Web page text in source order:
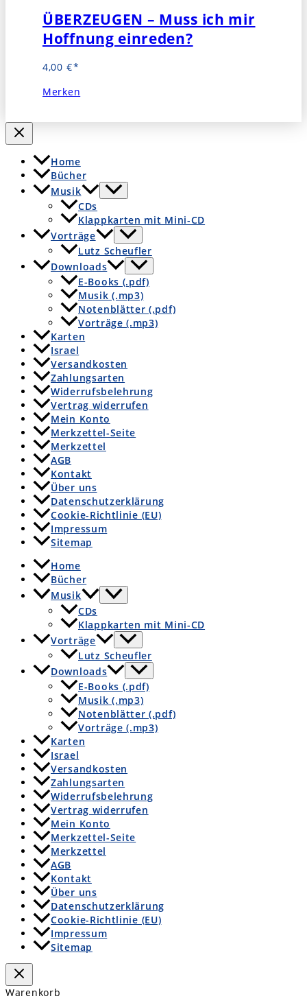
ÜBERZEUGEN – Muss ich mir
Hoffnung einreden?
4,00 €
Merken
Home
Bücher
Musik
CDs
Klappkarten mit Mini-CD
Vorträge
Lutz Scheufler
Downloads
E-Books (.pdf)
Musik (.mp3)
Notenblätter (.pdf)
Vorträge (.mp3)
Karten
Israel
Versandkosten
Zahlungsarten
Widerrufsbelehrung
Vertrag widerrufen
Mein Konto
Merkzettel-Seite
Merkzettel
AGB
Kontakt
Über uns
Datenschutzerklärung
Cookie-Richtlinie (EU)
Impressum
Sitemap
Home
Bücher
Musik
CDs
Klappkarten mit Mini-CD
Vorträge
Lutz Scheufler
Downloads
E-Books (.pdf)
Musik (.mp3)
Notenblätter (.pdf)
Vorträge (.mp3)
Karten
Israel
Versandkosten
Zahlungsarten
Widerrufsbelehrung
Vertrag widerrufen
Mein Konto
Merkzettel-Seite
Merkzettel
AGB
Kontakt
Über uns
Datenschutzerklärung
Cookie-Richtlinie (EU)
Impressum
Sitemap
Warenkorb